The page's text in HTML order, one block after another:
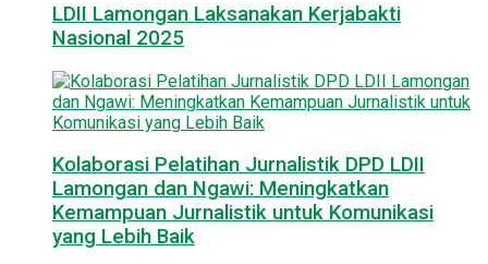
LDII Lamongan Laksanakan Kerjabakti
Nasional 2025
Kolaborasi Pelatihan Jurnalistik DPD LDII
Lamongan dan Ngawi: Meningkatkan
Kemampuan Jurnalistik untuk Komunikasi
yang Lebih Baik